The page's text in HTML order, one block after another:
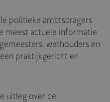
politieke ambtsdragers
meest actuele informatie
wethouders en
praktijkgericht en
uitleg over de